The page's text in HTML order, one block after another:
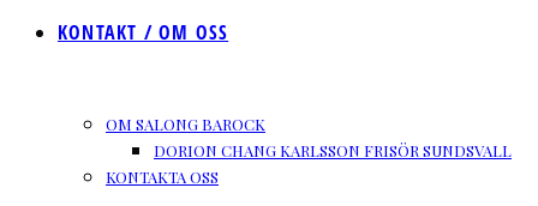
KONTAKT / OM OSS
OM SALONG BAROCK
DORION CHANG KARLSSON FRISÖR SUNDSVALL
KONTAKTA OSS